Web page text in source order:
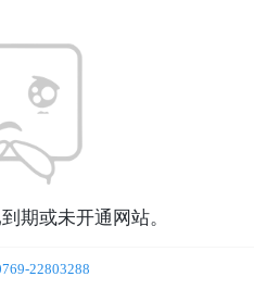
期或未开通网站。
22803288